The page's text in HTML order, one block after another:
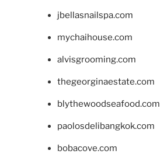
jbellasnailspa.com
mychaihouse.com
alvisgrooming.com
thegeorginaestate.com
blythewoodseafood.com
paolosdelibangkok.com
bobacove.com